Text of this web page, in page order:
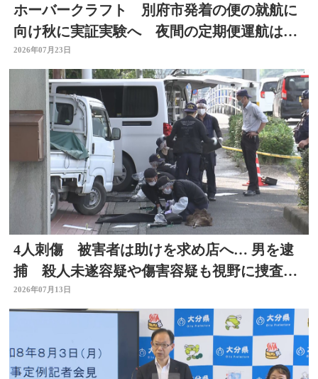
ホーバークラフト 別府市発着の便の就航に
向け秋に実証実験へ 夜間の定期便運航は８
月中目指す 大分
2026年07月23日
4人刺傷 被害者は助けを求め店へ… 男を逮
捕 殺人未遂容疑や傷害容疑も視野に捜査
大分県佐伯市
2026年07月13日